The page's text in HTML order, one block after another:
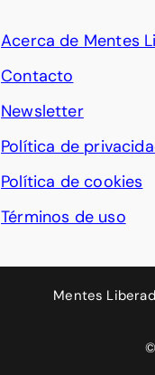
Acerca de Mentes
Contacto
Newsletter
Política de
Política de cookies
Términos de uso
Mentes